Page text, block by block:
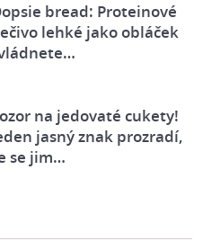
bread: Proteinové
lehké jako obláček
na jedovaté cukety!
jasný znak prozradí,
se jim…